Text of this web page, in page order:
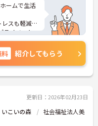
ームで生活
スも軽減。
ライベート
価されてし
や職務手当
面接のポイ
紹介してもらう
更新日：2026年02月23日
こいの森
社会福祉法人美